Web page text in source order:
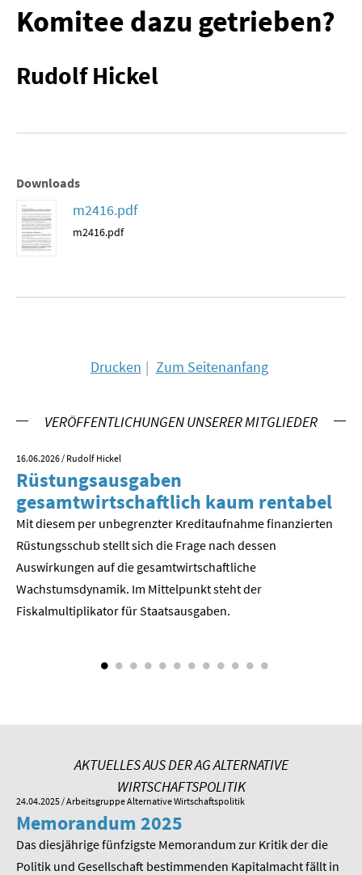
SOMMERSCHULE
SOMMERSCHULE 2021
SOMMERSCHULE 2020
SOMMERSCHULE 2015
SOMMERSCHULE 2014
SOMMERSCHULE 2013
SOMMERSCHULE 2012
SOMMERSCHULE 2011
SOMMERSCHULE 2010
SOMMERSCHULE 2007
Kontakt
Termine
Komitee dazu getrieben?
Rudolf Hickel
Downloads
m2416.pdf
m2416.pdf
Drucken Zum Seitenanfang
VERÖFFENTLICHUNGEN UNSERER MITGLIEDER
16.06.2026 / Rudolf Hickel
Rüstungsausgaben
gesamtwirtschaftlich kaum rentabel
Mit diesem per unbegrenzter Kreditaufnahme finanzierten
Rüstungsschub stellt sich die Frage nach dessen
Auswirkungen auf die gesamtwirtschaftli­che
Wachstumsdynamik. Im Mittelpunkt steht der
Fiskalmultiplikator für Staatsausgaben.
AKTUELLES AUS DER AG ALTERNATIVE
WIRTSCHAFTSPOLITIK
24.04.2025 / Arbeitsgruppe Alternative Wirtschaftspolitik
Memorandum 2025
Das diesjährige fünfzigste Memorandum zur Kritik der die
Politik und Gesellschaft bestimmenden Kapitalmacht fällt in